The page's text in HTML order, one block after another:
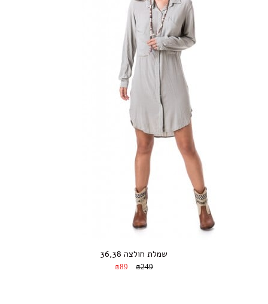
שמלת חולצה 36,38
₪249
₪89